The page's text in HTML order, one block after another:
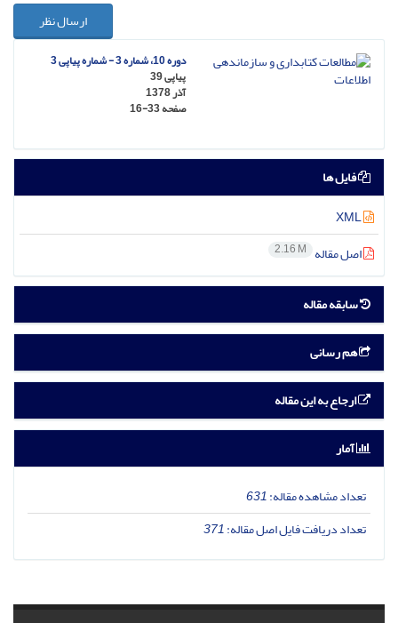
ارسال نظر
دوره 10، شماره 3 - شماره پیاپی 3
پیاپی 39
آذر 1378
صفحه16-33
فایل ها
اصل مقاله 2.16 M
سابقه مقاله
هم رسانی
ارجاع به این مقاله
آمار
تعداد مشاهده مقاله:631
تعداد دریافت فایل اصل مقاله:371